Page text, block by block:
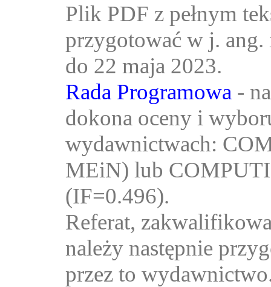
Plik PDF z pełnym
przygotować w j. ang.
do 22 maja 2023.
Rada Programowa -
dokona oceny i
wydawnictwach:
MEiN) lub
(IF=0.496).
Referat,
należy następnie
przez to